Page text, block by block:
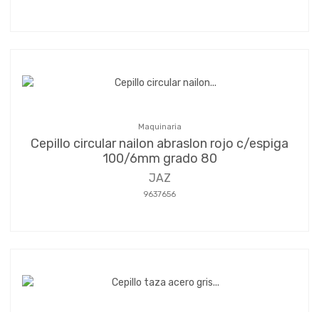
Maquinaria
Cepillo circular nailon abraslon rojo c/espiga
100/6mm grado 80
JAZ
9637656